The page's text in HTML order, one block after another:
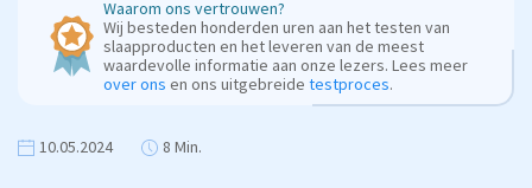
Waarom ons vertrouwen?
Wij besteden honderden uren aan het testen van
slaapproducten en het leveren van de meest
waardevolle informatie aan onze lezers. Lees meer
over ons en ons uitgebreide testproces.
10.05.2024 8 Min.